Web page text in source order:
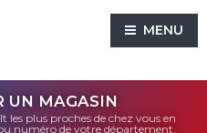
MENU
UN MAGASIN
les plus proches de chez vous en
numéro de votre département.